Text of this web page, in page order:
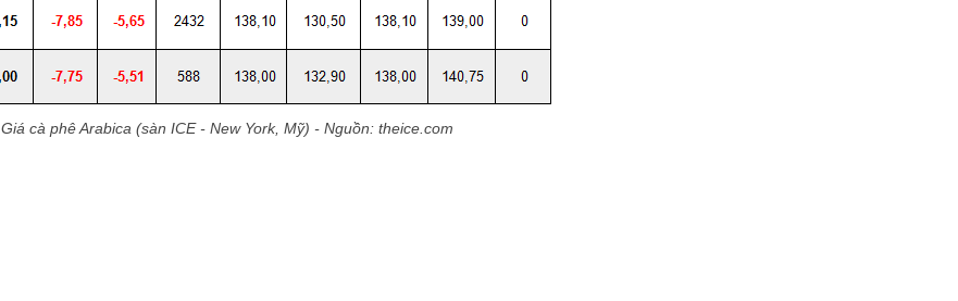
Giá cà phê Arabica (sàn ICE - New York, Mỹ) - Nguồn: theice.com